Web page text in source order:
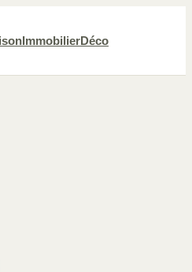
ImmobilierDéco